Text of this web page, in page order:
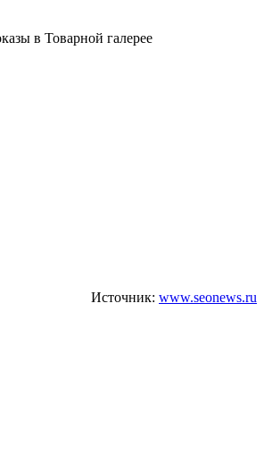
в Товарной галерее
Источник: www.seonews.ru